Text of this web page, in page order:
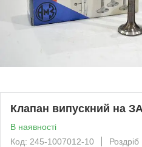
Клапан випускний на
В наявності
Код: 245-1007012-10
Роздріб